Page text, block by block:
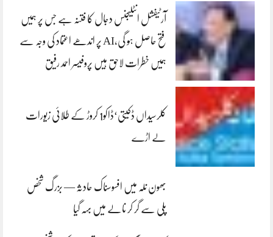
آرٹیفشل انٹلیجنس دجال کا فتنہ ہے جس پر ہمیں
فتح حاصل ہو گی،AI پر اندھے اعتماد کی وجہ سے
ہمیں خطرات لاحق ہیں پروفیسر احمد رفیق
کلرسیداں ڈکیتی‘ڈاکو1 کروڑ کے طلائی زیورات
لے اڑے
بھون نلہ میں افسوسناک حادثہ — بزرگ شخص
پلی سے گر کر نالے میں بہہ گیا